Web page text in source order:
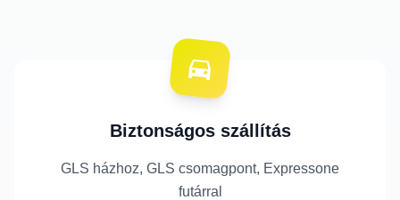
Biztonságos szállítás
GLS házhoz, GLS csomagpont, Expressone
futárral